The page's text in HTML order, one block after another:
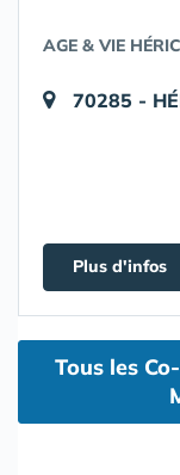
AGE & VIE
70285 -
Plus d'infos
Tous les